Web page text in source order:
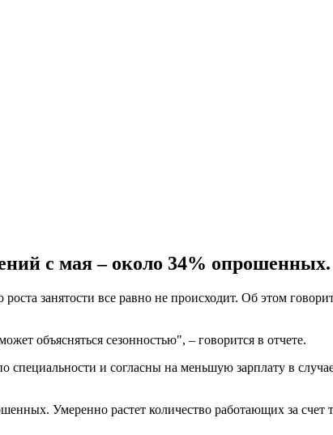
с мая – около 34% опрошенных.
занятости все равно не происходит. Об этом
объясняться сезонностью", – говорится в отчете.
и согласны на меньшую зарплату в
Умеренно растет количество работающих за счет